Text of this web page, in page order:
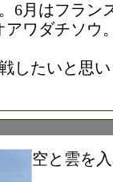
6月はフラン
ワダチソウ
したいと思
空と雲を